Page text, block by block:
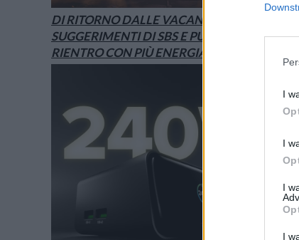
I
I
I
I
DI RITORNO DALLE VACANZE? I
SUGGERIMENTI DI SBS E PURO PER UN
RIENTRO CON PIÙ ENERGIA